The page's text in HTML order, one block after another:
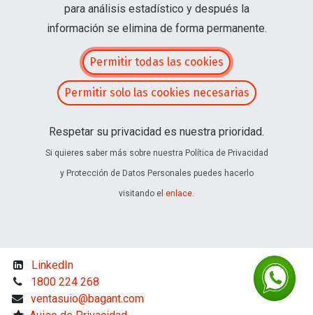
Aviso de Privacidad
Política de Protección de Datos
LinkedIn
ventasuio@bagant.com
Aviso de Privacidad
Política de Protección de Datos
Consentimiento de Uso de Datos
LinkedIn
1800 224 268
ventasuio@bagant.com
para análisis estadístico y después la
información se elimina de forma permanente.
Permitir todas las cookies
Permitir solo las cookies necesarias
Respetar su privacidad es nuestra prioridad.
Si quieres saber más sobre nuestra Política de Privacidad
y Protección de Datos Personales puedes hacerlo
visitando el enlace